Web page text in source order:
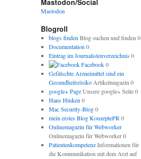
Mastodon
Blogroll
blogs finden Blog suchen und finden 0
Documentation 0
Eintrag im Journalistenverzeichnis0
Facebook0
Gefälschte Arzneimittel sind ein
GesundheitsrisikoArtikelmagazin 0
google+ PageUnsere google+ Seite 0
Hans Hinken 0
Mac Security-Blog0
mein erstes Blog KonzeptePR 0
Onlinemagazin für Webworker
Onlinemagazin für Webworker 0
PatientenkompetenzInformationen für
die Kommunikation mit dem Arzt auf